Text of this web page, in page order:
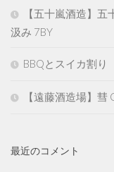
【五十嵐酒造】
汲み 7BY
BBQとスイカ割り
【遠藤酒造場】彗
最近のコメント